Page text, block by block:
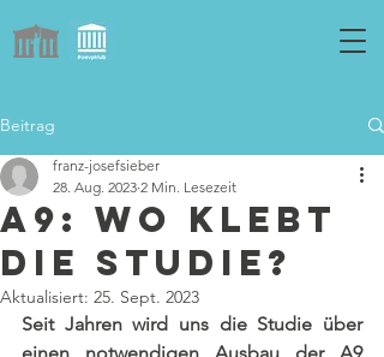
Beitrag
A9: Wo klebt
die Studie?
franz-josefsieber
28. Aug. 2023 2 Min. Lesezeit
Aktualisiert: 25. Sept. 2023
Seit Jahren wird uns die Studie über